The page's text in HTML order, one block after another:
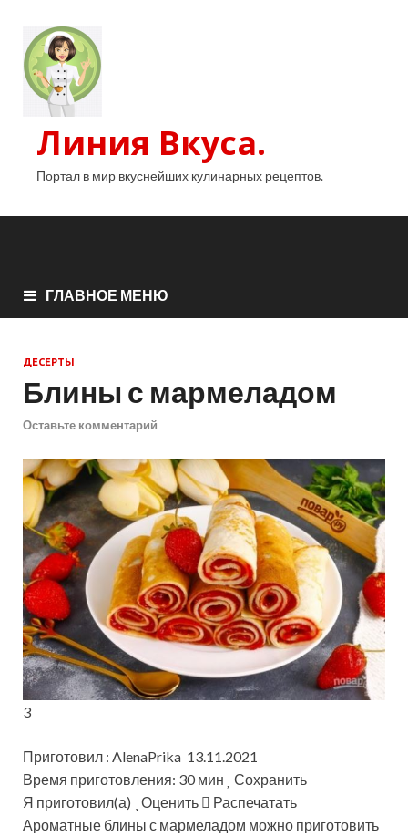
Линия Вкуса.
Портал в мир вкуснейших кулинарных рецептов.
ГЛАВНОЕ МЕНЮ
ДЕСЕРТЫ
Блины с мармеладом
Оставьте комментарий
3
Приготовил : AlenaPrika 13.11.2021
Время приготовления: 30 мин
Сохранить
Я приготовил(а)
Оценить
Распечатать
Ароматные блины с мармеладом можно приготовить